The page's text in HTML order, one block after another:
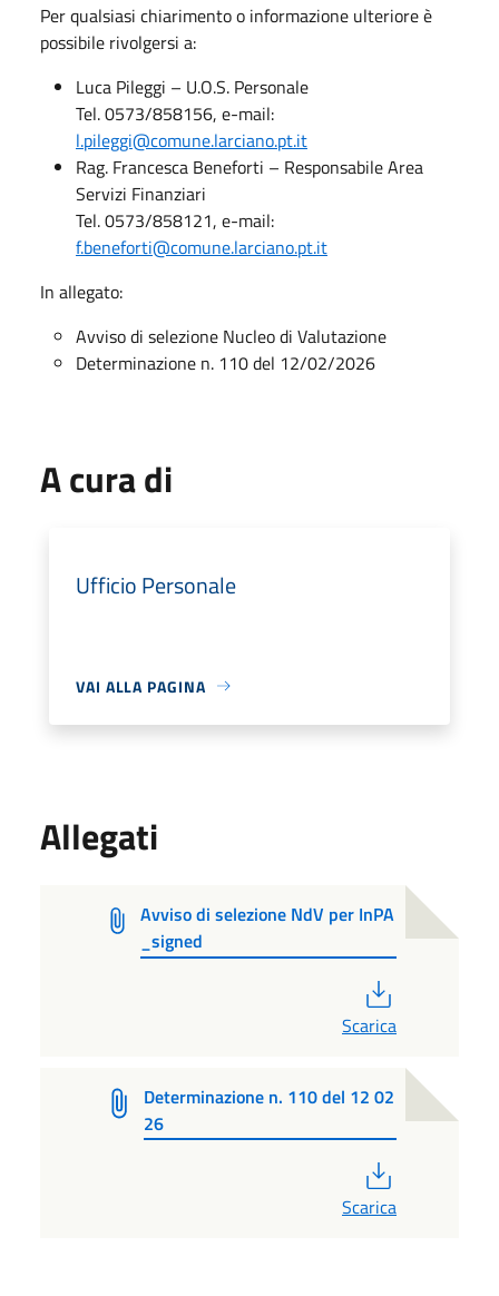
Per qualsiasi chiarimento o informazione ulteriore è
possibile rivolgersi a:
Luca Pileggi – U.O.S. Personale
Tel. 0573/858156, e-mail:
l.pileggi@comune.larciano.pt.it
Rag. Francesca Beneforti – Responsabile Area
Servizi Finanziari
Tel. 0573/858121, e-mail:
f.beneforti@comune.larciano.pt.it
In allegato:
Avviso di selezione Nucleo di Valutazione
Determinazione n. 110 del 12/02/2026
A cura di
Ufficio Personale
VAI ALLA PAGINA
Allegati
Avviso di selezione NdV per InPA
_signed
Scarica
Determinazione n. 110 del 12 02
26
Scarica